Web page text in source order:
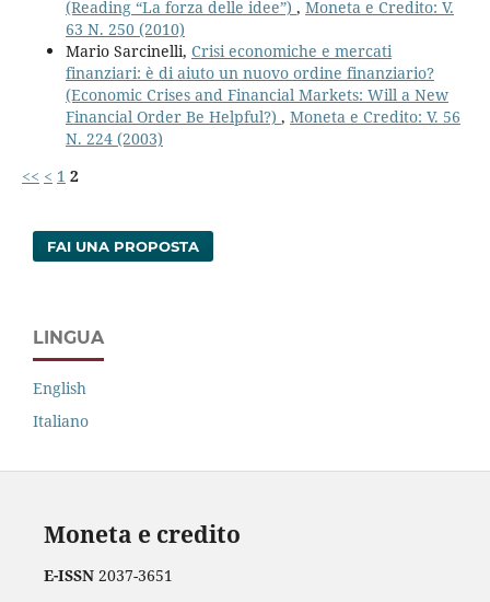
(Reading “La forza delle idee”) , Moneta e Credito: V.
63 N. 250 (2010)
Mario Sarcinelli, Crisi economiche e mercati
finanziari: è di aiuto un nuovo ordine finanziario?
(Economic Crises and Financial Markets: Will a New
Financial Order Be Helpful?) , Moneta e Credito: V. 56
N. 224 (2003)
<< < 1 2
FAI UNA PROPOSTA
LINGUA
English
Italiano
Moneta e credito
E-ISSN2037-3651